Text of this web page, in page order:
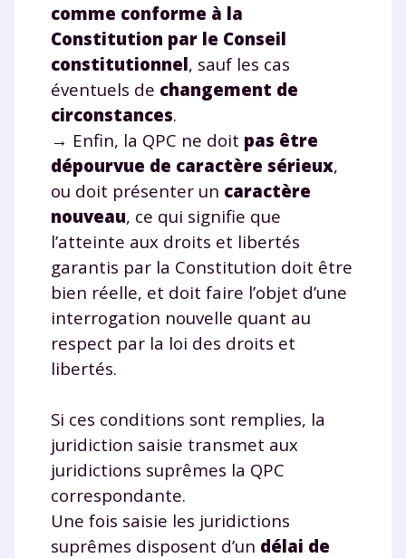
comme conforme à la
Constitution par le Conseil
constitutionnel, sauf les cas
éventuels de changement de
circonstances.
→ Enfin, la QPC ne doit pas être
dépourvue de caractère sérieux,
ou doit présenter un caractère
nouveau, ce qui signifie que
l’atteinte aux droits et libertés
garantis par la Constitution doit être
bien réelle, et doit faire l’objet d’une
interrogation nouvelle quant au
respect par la loi des droits et
libertés.
Si ces conditions sont remplies, la
juridiction saisie transmet aux
juridictions suprêmes la QPC
correspondante.
Une fois saisie les juridictions
suprêmes disposent d’un délai de